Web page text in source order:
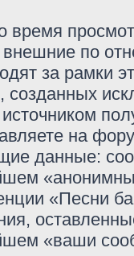
время
внешние по
за рамки
созданных
на
данные:
«Песни
«ваши